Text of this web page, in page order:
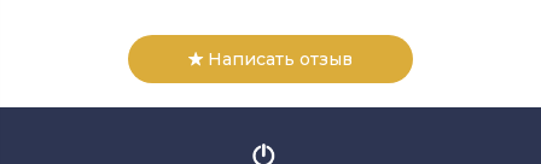
Написать отзыв